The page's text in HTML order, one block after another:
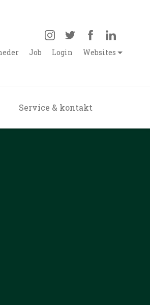
Job Login Websites
Service & kontakt